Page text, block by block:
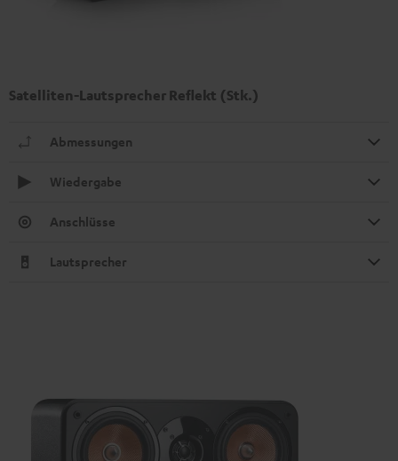
Satelliten-Lautsprecher Reflekt (Stk.)
Abmessungen
Wiedergabe
Anschlüsse
Lautsprecher